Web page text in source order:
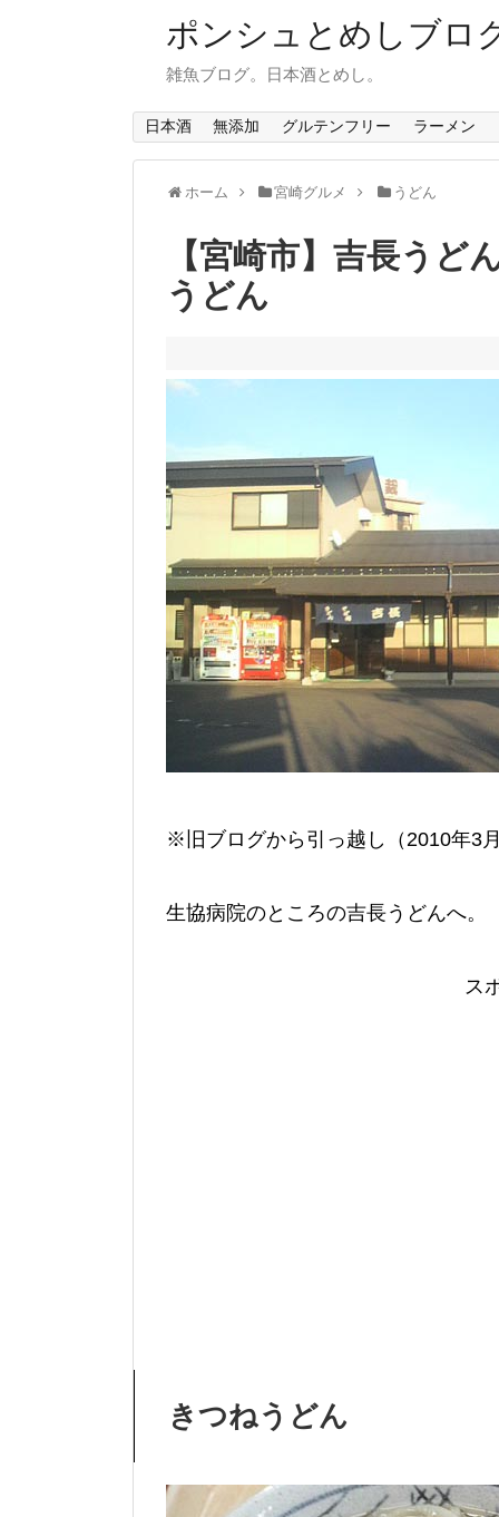
ポンシュとめしブロ
雑魚ブログ。日本酒とめし。
日本酒 無添加 グルテンフリー ラーメン
ホーム 宮崎グルメ うどん
【宮崎市】吉長うど
うどん
※旧ブログから引っ越し（2010年3
生協病院のところの吉長うどんへ。
ス
きつねうどん